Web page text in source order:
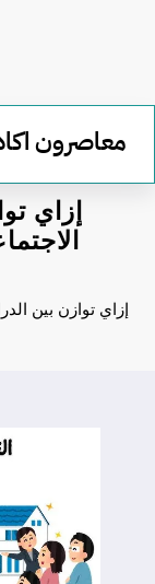
معاصرون
إزاي
إزاي توازن بين